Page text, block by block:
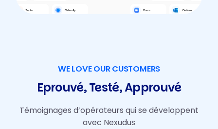
WE LOVE OUR CUSTOMERS
Eprouvé, Testé, Approuvé
Témoignages d’opérateurs qui se développent
avec Nexudus